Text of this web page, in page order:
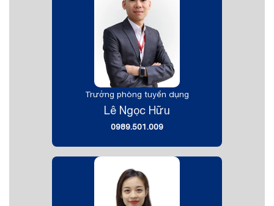
Trưởng phòng tuyển dụng
Lê Ngọc Hữu
0989.501.009